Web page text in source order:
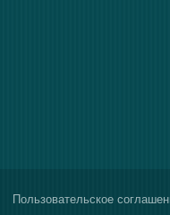
Пользовательское